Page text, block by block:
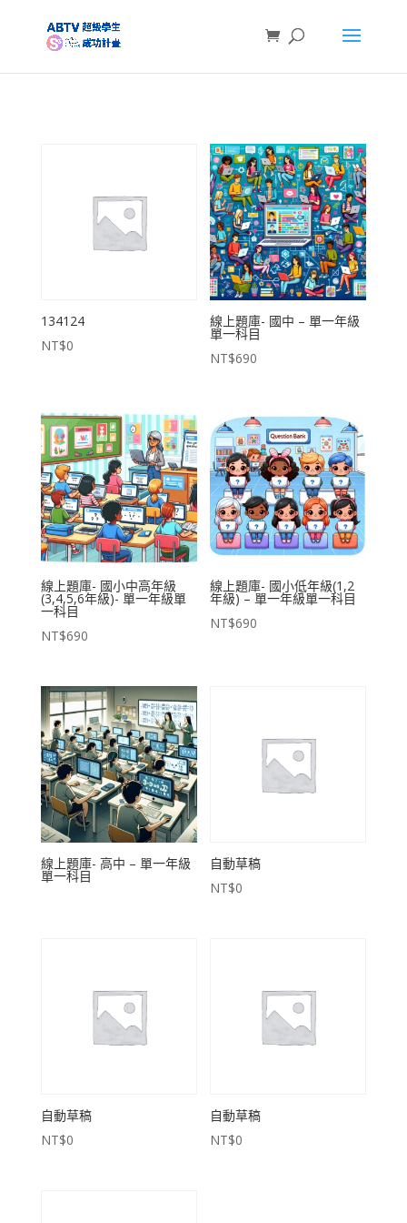
134124
NT$0
線上題庫- 國中 – 單一年級
單一科目
NT$690
線上題庫- 國小中高年級
(3,4,5,6年級)- 單一年級單
一科目
NT$690
線上題庫- 國小低年級(1,2
年級) – 單一年級單一科目
NT$690
線上題庫- 高中 – 單一年級
單一科目
自動草稿
NT$0
自動草稿
NT$0
自動草稿
NT$0